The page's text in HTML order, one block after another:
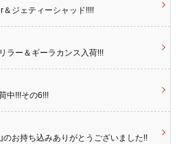
＆ジェティーシャッド!!!!
ラー＆ギーラカンス入荷!!!
中!!!その6!!!
のお持ち込みありがとうございました!!